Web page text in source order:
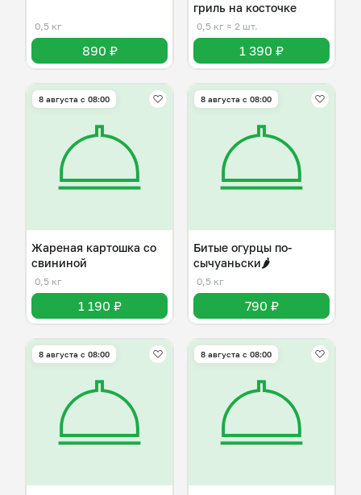
0,5 кг
890 ₽
гриль на косточке
0,5 кг ≈ 2 шт.
1 390 ₽
8 августа с 08:00
Жареная картошка со
свининой
0,5 кг
1 190 ₽
8 августа с 08:00
Битые огурцы по-
сычуаньски🌶️
0,5 кг
790 ₽
8 августа с 08:00 8 августа с 08:00